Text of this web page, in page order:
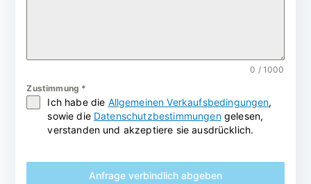
0 / 1000
Zustimmung *
Ich habe die Allgemeinen Verkaufsbedingungen,
sowie die Datenschutzbestimmungengelesen,
verstanden und akzeptiere sie ausdrücklich.
Anfrage verbindlich abgeben